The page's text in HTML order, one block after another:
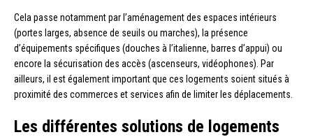
Cela passe notamment par l’aménagement des espaces intérieurs
(portes larges, absence de seuils ou marches), la présence
d’équipements spécifiques (douches à l’italienne, barres d’appui) ou
encore la sécurisation des accès (ascenseurs, vidéophones). Par
ailleurs, il est également important que ces logements soient situés à
proximité des commerces et services afin de limiter les déplacements.
Les différentes solutions de logements